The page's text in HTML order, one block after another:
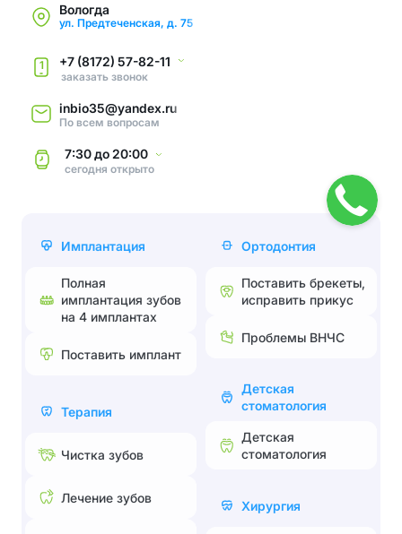
Вологда
ул. Предтеченская, д. 75
1 +7 (8172) 57-82-11
заказать звонок
inbio35@yandex.ru
По всем вопросам
7:30до20:00
сегодняоткрыто
Имплантация
Полная
имплантация зубов
на 4 имплантах
Поставить имплант
Терапия
Чистка зубов
Лечение зубов
Ортодонтия
Поставить брекеты,
исправить прикус
Проблемы ВНЧС
Детская
стоматология
Детская
стоматология
Хирургия